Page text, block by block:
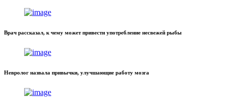
Врач рассказал, к чему может привести употребление несвежей рыбы
Невролог назвала привычки, улучшающие работу мозга